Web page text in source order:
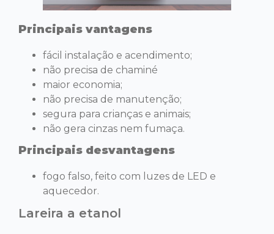
Principais vantagens
fácil instalação e acendimento;
não precisa de chaminé
maior economia;
não precisa de manutenção;
segura para crianças e animais;
não gera cinzas nem fumaça.
Principais desvantagens
fogo falso, feito com luzes de LED e
aquecedor.
Lareira a etanol